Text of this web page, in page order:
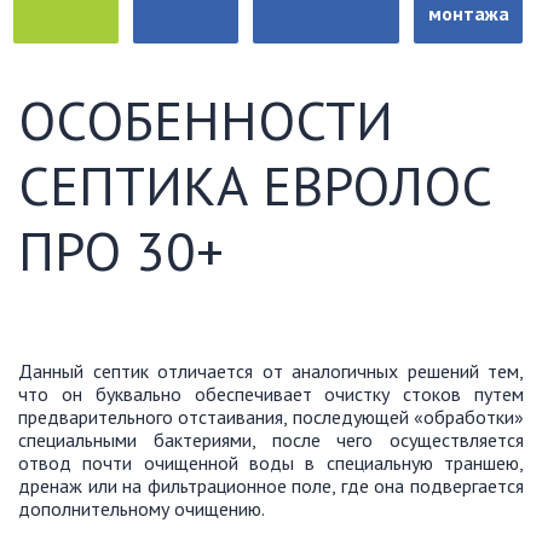
ОСОБЕННОСТИ
СЕПТИКА ЕВРОЛОС
ПРО 30+
Данный септик отличается от аналогичных решений тем,
что он буквально обеспечивает очистку стоков путем
предварительного отстаивания, последующей «обработки»
специальными бактериями, после чего осуществляется
отвод почти очищенной воды в специальную траншею,
дренаж или на фильтрационное поле, где она подвергается
дополнительному очищению.
монтажа